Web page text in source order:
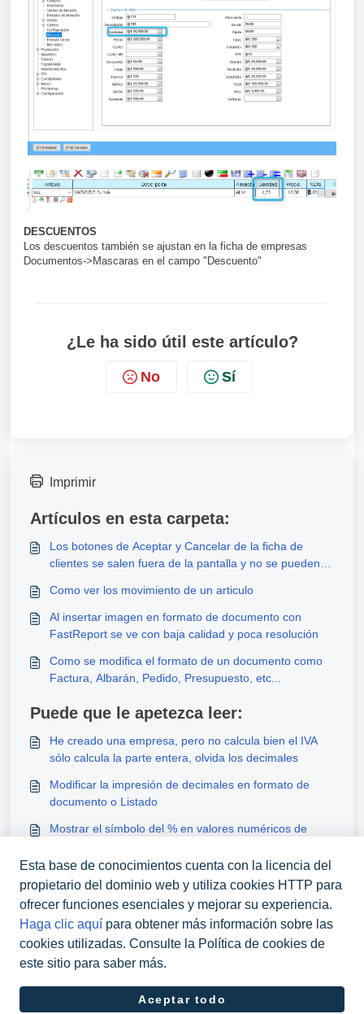
DESCUENTOS
Los descuentos también se ajustan en la ficha de empresas
Documentos->Mascaras en el campo "Descuento"
¿Le ha sido útil este artículo?
No Sí
Imprimir
Artículos en esta carpeta:
Los botones de Aceptar y Cancelar de la ficha de
clientes se salen fuera de la pantalla y no se pueden
Como ver los movimiento de un articulo
Al insertar imagen en formato de documento con
FastReport se ve con baja calidad y poca resolución
Como se modifica el formato de un documento como
Factura, Albarán, Pedido, Presupuesto, etc...
Puede que le apetezca leer:
He creado una empresa, pero no calcula bien el IVA
sólo calcula la parte entera, olvida los decimales
Modificar la impresión de decimales en formato de
documento o Listado
Mostrar el símbolo del % en valores numéricos de
Evitar el teclado para vender con el TPV
Software de Help Desk de Freshdesk
Política de
cookies
Esta base de conocimientos cuenta con la licencia del
propietario del dominio web y utiliza cookies HTTP para
ofrecer funciones esenciales y mejorar su experiencia.
Haga clic aquí para obtener más información sobre las
cookies utilizadas. Consulte la Política de cookies de
este sitio para saber más.
Aceptar todo